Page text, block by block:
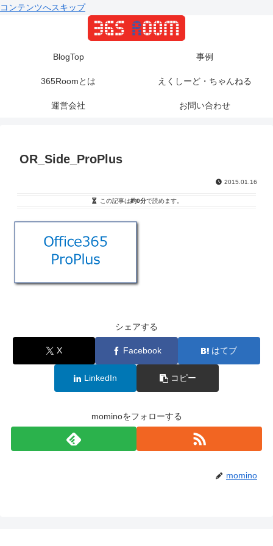
コンテンツへスキップ
BlogTop 事例
365Roomとは えくしーど・ちゃんねる
運営会社 お問い合わせ
OR_Side_ProPlus
2015.01.16
この記事は約0分で読めます。
シェアする
X Facebook はてブ
LinkedIn コピー
mominoをフォローする
momino